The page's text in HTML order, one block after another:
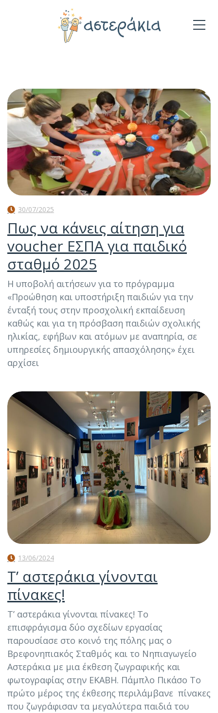
30/07/2025
Πως να κάνεις αίτηση για
voucher ΕΣΠΑ για παιδικό
σταθμό 2025
Η υποβολή αιτήσεων για το πρόγραμμα
«Προώθηση και υποστήριξη παιδιών για την
ένταξή τους στην προσχολική εκπαίδευση
καθώς και για τη πρόσβαση παιδιών σχολικής
ηλικίας, εφήβων και ατόμων με αναπηρία, σε
υπηρεσίες δημιουργικής απασχόλησης» έχει
αρχίσει
13/06/2024
Τ’ αστεράκια γίνονται
πίνακες!
Τ’ αστεράκια γίνονται πίνακες! Το
επισφράγισμα δύο σχεδίων εργασίας
παρουσίασε στο κοινό της πόλης μας ο
Βρεφονηπιακός Σταθμός και το Νηπιαγωγείο
Αστεράκια με μια έκθεση ζωγραφικής και
φωτογραφίας στην ΕΚΑΒΗ. Πάμπλο Πικάσο Το
πρώτο μέρος της έκθεσης περιλάμβανε πίνακες
που ζωγράφισαν τα μεγαλύτερα παιδιά του